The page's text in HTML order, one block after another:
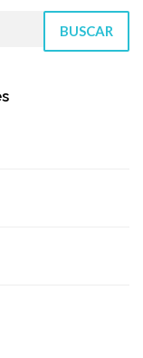
BUSCAR